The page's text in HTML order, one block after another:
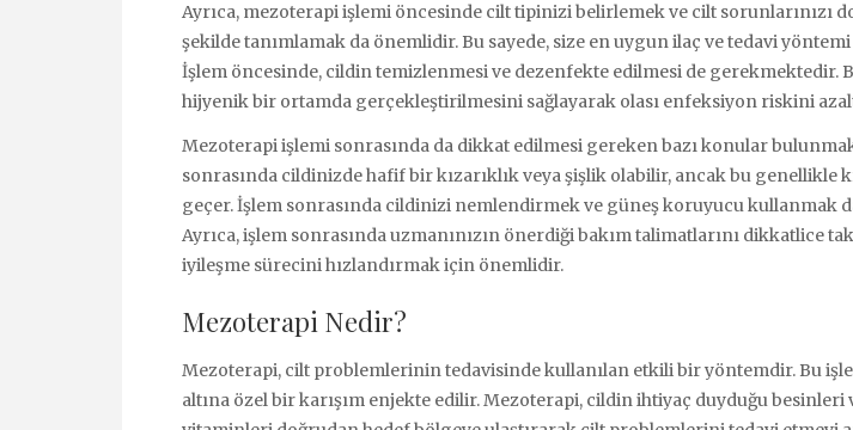
Ayrıca, mezoterapi işlemi öncesinde cilt tipinizi belirlemek ve cilt sorunlarınızı
şekilde tanımlamak da önemlidir. Bu sayede, size en uygun ilaç ve tedavi
İşlem öncesinde, cildin temizlenmesi ve dezenfekte edilmesi de gerekmektedir.
hijyenik bir ortamda gerçekleştirilmesini sağlayarak olası enfeksiyon riskini
Mezoterapi işlemi sonrasında da dikkat edilmesi gereken bazı konular
sonrasında cildinizde hafif bir kızarıklık veya şişlik olabilir, ancak bu genellikle
geçer. İşlem sonrasında cildinizi nemlendirmek ve güneş koruyucu kullanmak
Ayrıca, işlem sonrasında uzmanınızın önerdiği bakım talimatlarını dikkatlice
iyileşme sürecini hızlandırmak için önemlidir.
Mezoterapi Nedir?
Mezoterapi, cilt problemlerinin tedavisinde kullanılan etkili bir yöntemdir. Bu
altına özel bir karışım enjekte edilir. Mezoterapi, cildin ihtiyaç duyduğu besinleri